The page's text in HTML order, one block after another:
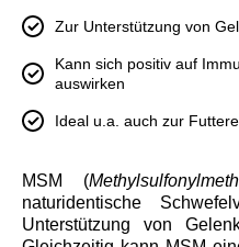
Zur Unterstützung von
Kann sich positiv auf
auswirken
Ideal u.a. auch zur
MSM (
naturidentische
Unterstützung von